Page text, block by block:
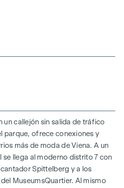
como la energía
AM PARK, 1160 Viena,
a 130 m² aprox.
y terrazas
| e-mobility
un callejón sin salida de tráfico
parque, ofrece conexiones y
más de moda de Viena. A un
llega al moderno distrito 7 con
Spittelberg y a los
MuseumsQuartier. Al mismo